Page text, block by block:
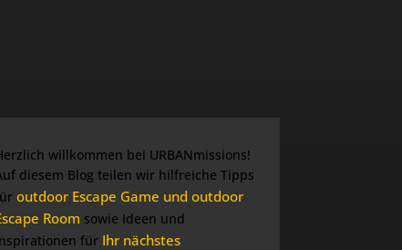
willkommen bei URBANmissions!
diesem Blog teilen wir hilfreiche Tipps
outdoor Escape Game und outdoor
Room sowie Ideen und
für Ihr nächstes